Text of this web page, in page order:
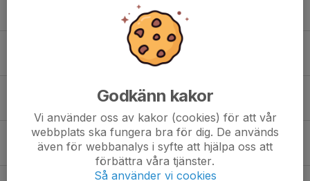
0
EGFs Värdegrund
7 dec 2025 0
Godkänn kakor
Vi använder oss av kakor (cookies) för att vår
webbplats ska fungera bra för dig. De används
även för webbanalys i syfte att hjälpa oss att
förbättra våra tjänster.
Så använder vi cookies